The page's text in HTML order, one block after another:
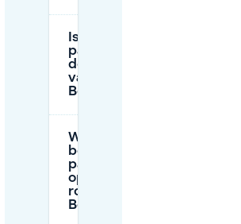
Is er gratis
parkeren in
de buurt
van
Bottendaal?
Wat zijn de
betaalde
parkeertijden
op straat
rond
Bottendaal?